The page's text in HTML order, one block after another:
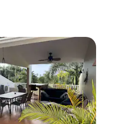
4,73 op 5, 44 recensies